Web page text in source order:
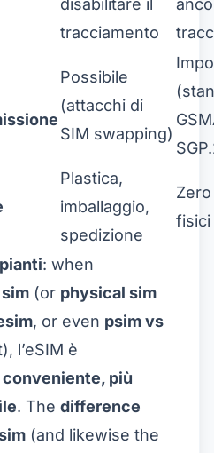
disabilitare il
tracciamento
Possibile
(attacchi di
SIM swapping)
Plastica,
imballaggio,
spedizione
fisici
: when
(or physical sim
, or even psim vs
l’eSIM è
conveniente, più
. The difference
(and likewise the